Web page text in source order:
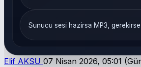
Sunucu sesi hazirsa MP3,
Elif AKSU 07 Nisan 2026, 05:01